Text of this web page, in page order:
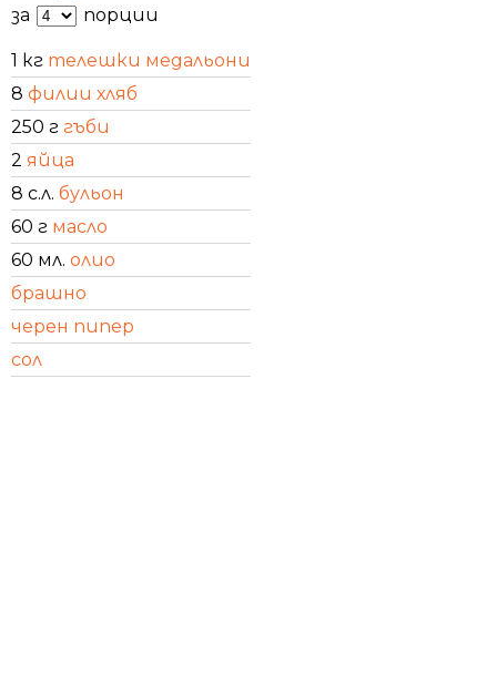
за порции
1 кг телешки медальони
8 филии хляб
250 г гъби
2 яйца
8 с.л. бульон
60 г масло
60 мл. олио
брашно
черен пипер
сол